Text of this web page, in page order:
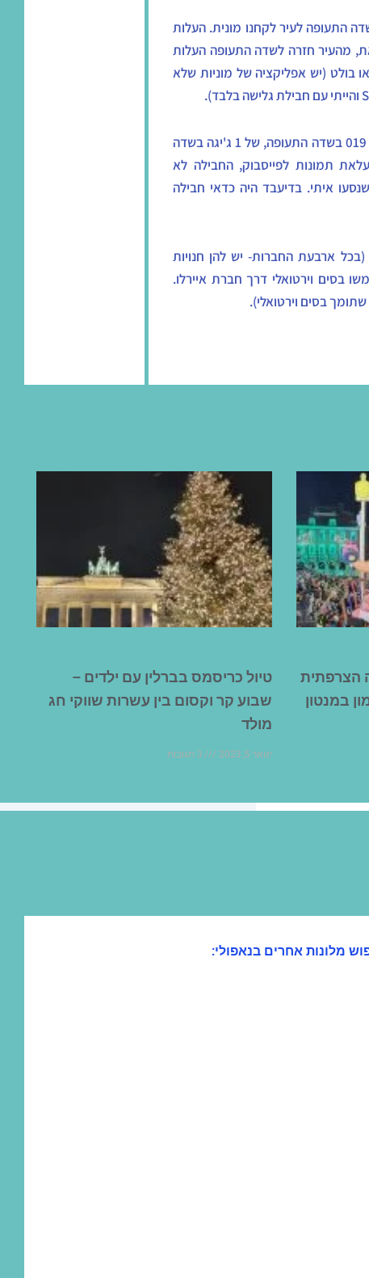
התעופה לעיר לקחנו מונית. העלות
זאת, מהעיר חזרה לשדה התעופה העלות
אובר או בולט (יש אפליקציה של מוניות שלא
– קניתי כרטיס סים של 019 בשדה התעופה, של 1 ג'יגה בשדה
והעלאת תמונות לפייסבוק, החבילה לא
איתי. בדיעבד היה כדאי חבילה
25-30 יורו לחבילה (בכל ארבעת החברות- יש להן חנויות
בסים וירטואלי דרך חברת איירלו.
בסים וירטואלי).
הצרפתית
במנטון
טיול כריסמס בברלין עם ילדים –
שבוע קר וקסום בין עשרות שווקי חג
מולד
ינואר 5, 2023 3 תגובות
מלונות אחרים בנאפולי: